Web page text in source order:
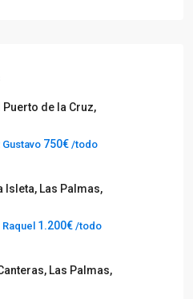
Puerto de la Cruz,
Gustavo 750€ /todo
Isleta, Las Palmas,
1.200€ /todo
Las Palmas,